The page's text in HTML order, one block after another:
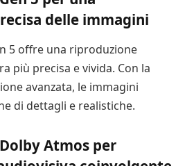
delle immagini
5 offre una riproduzione
più precisa e vivida. Con la
avanzata, le immagini
di dettagli e realistiche.
Atmos per